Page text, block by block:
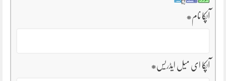
آپکا نام*
آپکا ای میل ایڈریس*